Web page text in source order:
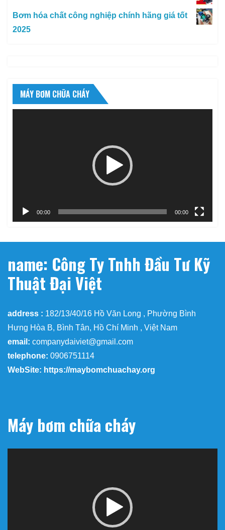
Bơm hóa chất công nghiệp chính hãng giá tốt
2025
MÁY BƠM CHỮA CHÁY
00:00 00:00
name: Công Ty Tnhh Đầu Tư Kỹ
Thuật Đại Việt
address : 182/13/40/16 Hồ Văn Long , Phường Bình
Hưng Hòa B, Bình Tân, Hồ Chí Minh , Việt Nam
email: companydaiviet@gmail.com
telephone: 0906751114
WebSite: https://maybomchuachay.org
Máy bơm chữa cháy